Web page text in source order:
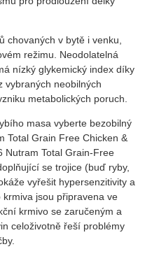
chovaných v bytě i venku,
režimu. Neodolatelná
nízký glykemický index díky
vybraných neobilných
metabolických poruch.
masa vyberte bezobilný
Total Grain Free Chicken &
Nutram Total Grain-Free
se trojice (buď ryby,
vyřešit hypersenzitivity a
jsou připravena ve
krmivo se zaručeným a
celoživotně řeší problémy